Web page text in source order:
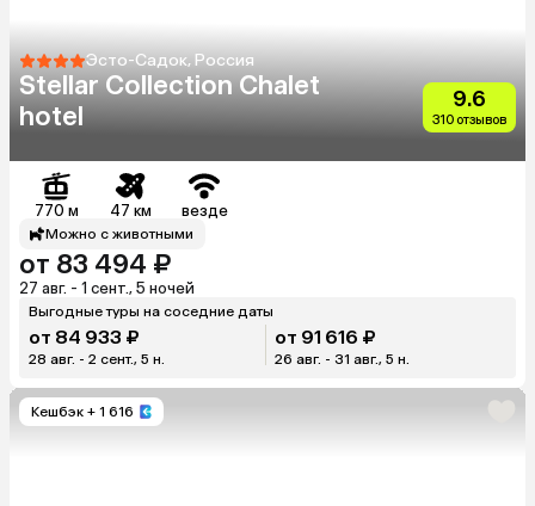
Эсто-Садок, Россия
Stellar Collection Chalet
hotel
9.6
310 отзывов
770 м 47 км везде
Можно с животными
от 83 494 ₽
27 авг. - 1 сент., 5 ночей
Выгодные туры на соседние даты
от 84 933 ₽
28 авг. - 2 сент., 5 н.
от 91 616 ₽
26 авг. - 31 авг., 5 н.
Кешбэк + 1 616